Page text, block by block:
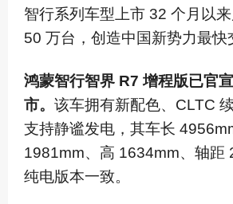
智行系列车型上市 32 个月以
50 万台，创造中国新势力最快
鸿蒙智行智界 R7 增程版已官
市。 该车拥有新配色、CLTC
支持静谧发电，其车长
1981mm、高 1634mm、轴距
纯电版本一致。